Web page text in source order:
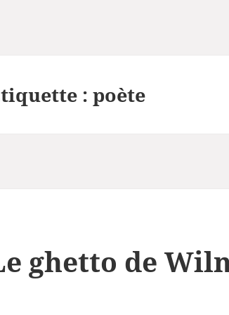
:poète
ghetto de